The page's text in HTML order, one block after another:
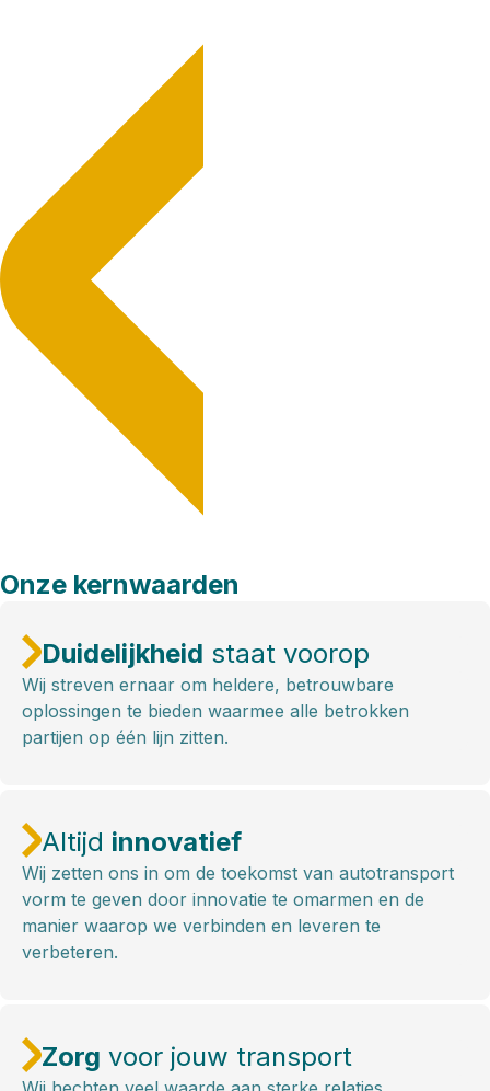
Onze kernwaarden
Duidelijkheid staat voorop
Wij streven ernaar om heldere, betrouwbare
oplossingen te bieden waarmee alle betrokken
partijen op één lijn zitten.
Altijd innovatief
Wij zetten ons in om de toekomst van autotransport
vorm te geven door innovatie te omarmen en de
manier waarop we verbinden en leveren te
verbeteren.
Zorg voor jouw transport